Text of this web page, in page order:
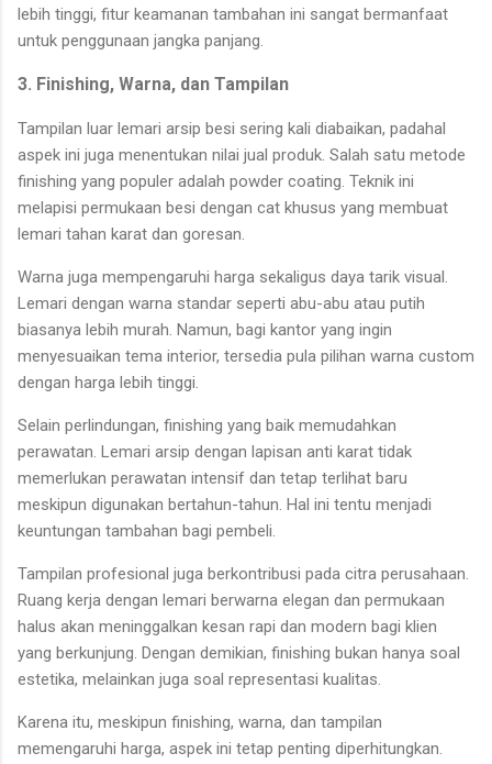
lebih tinggi, fitur keamanan tambahan ini sangat bermanfaat
untuk penggunaan jangka panjang.
3. Finishing, Warna, dan Tampilan
Tampilan luar lemari arsip besi sering kali diabaikan, padahal
aspek ini juga menentukan nilai jual produk. Salah satu metode
finishing yang populer adalah powder coating. Teknik ini
melapisi permukaan besi dengan cat khusus yang membuat
lemari tahan karat dan goresan.
Warna juga mempengaruhi harga sekaligus daya tarik visual.
Lemari dengan warna standar seperti abu-abu atau putih
biasanya lebih murah. Namun, bagi kantor yang ingin
menyesuaikan tema interior, tersedia pula pilihan warna custom
dengan harga lebih tinggi.
Selain perlindungan, finishing yang baik memudahkan
perawatan. Lemari arsip dengan lapisan anti karat tidak
memerlukan perawatan intensif dan tetap terlihat baru
meskipun digunakan bertahun-tahun. Hal ini tentu menjadi
keuntungan tambahan bagi pembeli.
Tampilan profesional juga berkontribusi pada citra perusahaan.
Ruang kerja dengan lemari berwarna elegan dan permukaan
halus akan meninggalkan kesan rapi dan modern bagi klien
yang berkunjung. Dengan demikian, finishing bukan hanya soal
estetika, melainkan juga soal representasi kualitas.
Karena itu, meskipun finishing, warna, dan tampilan
memengaruhi harga, aspek ini tetap penting diperhitungkan.